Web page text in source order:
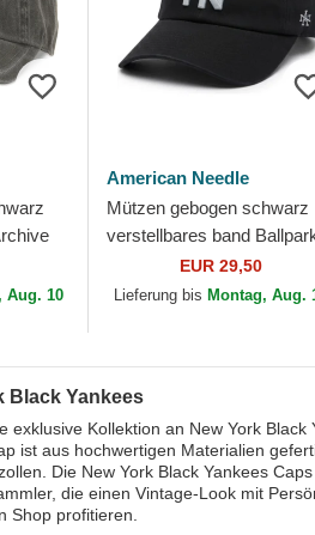
Aug. 10
American Needle
Mützen gebogen schwarz
verstellbares band
der New York Black
Yankees MLB von
EUR 29,50
Lieferung bis Montag, Aug.
Black Yankees
exklusive Kollektion an New York
ist aus hochwertigen Materialien
Die New York Black Yankees
die einen Vintage-Look mit
Shop profitieren.